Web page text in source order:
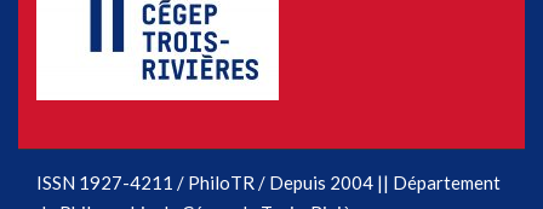
ISSN 1927-4211 / PhiloTR / Depuis 2004 || Département